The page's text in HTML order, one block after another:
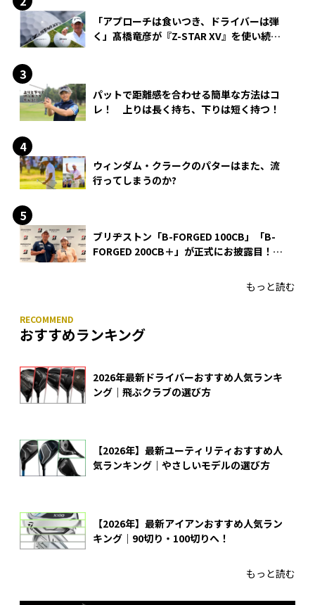
「アプローチは食いつき、ドライバーは弾
く」髙橋竜彦が『Z-STAR XV』を使い続け
パットで距離感を合わせる簡単な方法はコ
レ！ 上りは長く持ち、下りは短く持つ！
ウィンダム・クラークのパターはまた、流
行ってしまうのか?
ブリヂストン「B-FORGED 100CB」「B-
FORGED 200CB＋」が正式にお披露目！
もっと読む
おすすめランキング
2026年最新ドライバーおすすめ人気ランキ
ング｜飛ぶクラブの選び方
【2026年】最新ユーティリティおすすめ人
気ランキング｜やさしいモデルの選び方
【2026年】最新アイアンおすすめ人気ラン
キング｜90切り・100切りへ！
もっと読む